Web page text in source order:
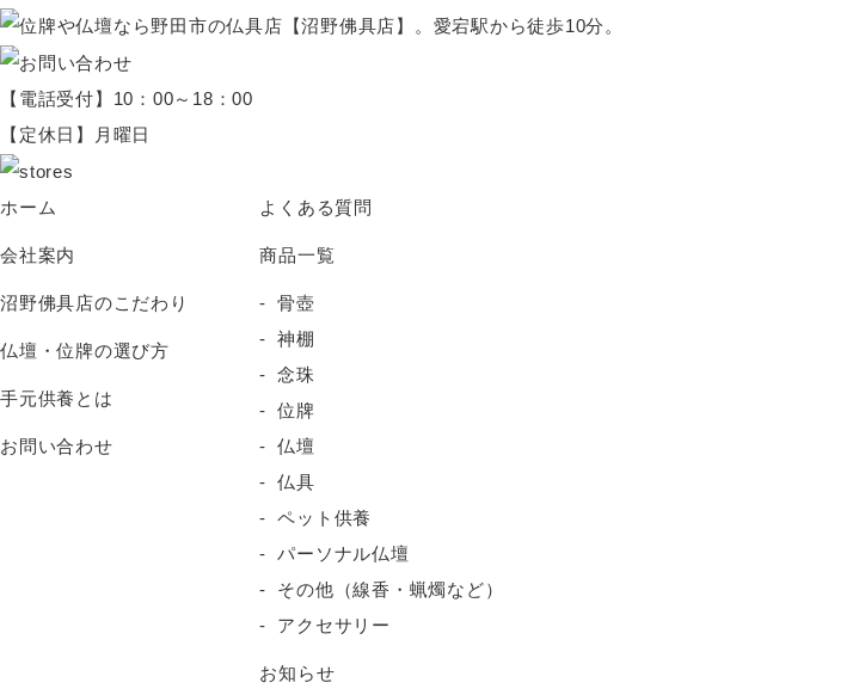
【電話受付】10：00～18：00
【定休日】月曜日
ホーム
会社案内
沼野佛具店のこだわり
仏壇・位牌の選び方
手元供養とは
お問い合わせ
よくある質問
商品一覧
骨壺
神棚
念珠
位牌
仏壇
仏具
ペット供養
パーソナル仏壇
その他（線香・蝋燭など）
アクセサリー
お知らせ